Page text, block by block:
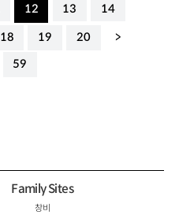
12 13 14
18 19 20
>
59
Family Sites
창비